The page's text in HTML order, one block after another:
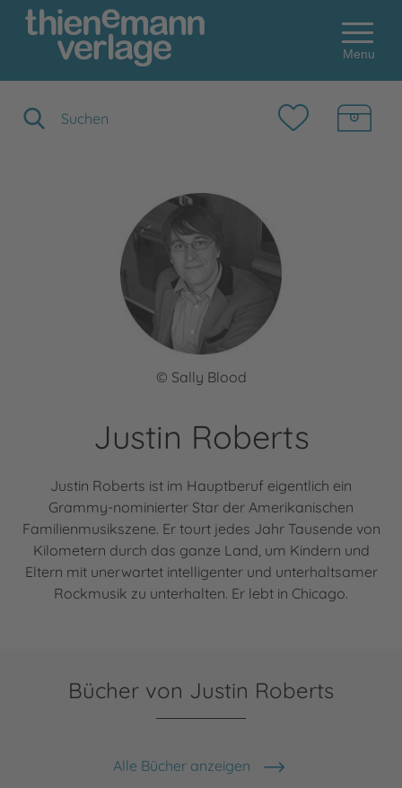
Menu
© Sally Blood
Justin Roberts
Justin Roberts ist im Hauptberuf eigentlich ein
Grammy-nominierter Star der Amerikanischen
Familienmusikszene. Er tourt jedes Jahr Tausende von
Kilometern durch das ganze Land, um Kindern und
Eltern mit unerwartet intelligenter und unterhaltsamer
Rockmusik zu unterhalten. Er lebt in Chicago.
Bücher von Justin Roberts
Alle Bücher anzeigen